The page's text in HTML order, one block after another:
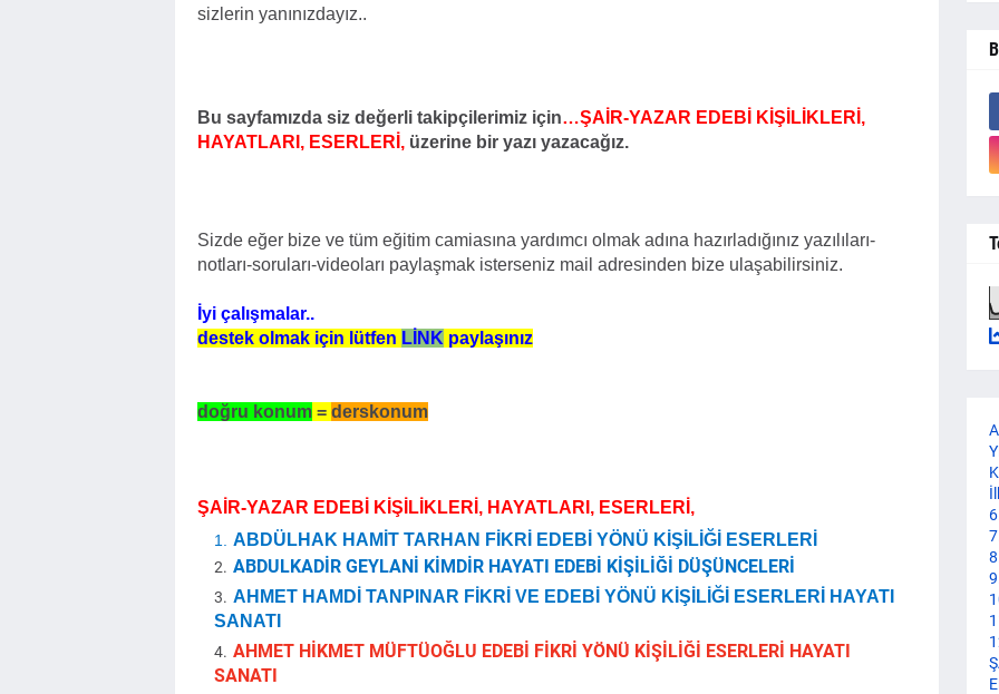
sizlerin yanınızdayız..
Bu sayfamızda siz değerli takipçilerimiz için…ŞAİR-YAZAR EDEBİ KİŞİLİKLERİ,
HAYATLARI, ESERLERİ, üzerine bir yazı yazacağız.
Sizde eğer bize ve tüm eğitim camiasına yardımcı olmak adına hazırladığınız yazılıları-
notları-soruları-videoları paylaşmak isterseniz mail adresinden bize ulaşabilirsiniz.
İyi çalışmalar..
destek olmak için lütfen LİNK paylaşınız
doğru konum = derskonum
ŞAİR-YAZAR EDEBİ KİŞİLİKLERİ, HAYATLARI, ESERLERİ,
ABDÜLHAK HAMİT TARHAN FİKRİ EDEBİ YÖNÜ KİŞİLİĞİ ESERLERİ
ABDULKADİR GEYLANİ KİMDİR HAYATI EDEBİ KİŞİLİĞİ DÜŞÜNCELERİ
AHMET HAMDİ TANPINAR FİKRİ VE EDEBİ YÖNÜ KİŞİLİĞİ ESERLERİ HAYATI
SANATI
AHMET HİKMET MÜFTÜOĞLU EDEBİ FİKRİ YÖNÜ KİŞİLİĞİ ESERLERİ HAYATI
SANATI